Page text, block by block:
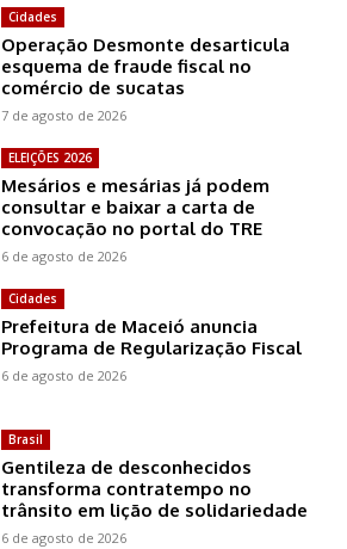
Cidades
Operação Desmonte desarticula
esquema de fraude fiscal no
comércio de sucatas
7 de agosto de 2026
ELEIÇÕES 2026
Mesários e mesárias já podem
consultar e baixar a carta de
convocação no portal do TRE
6 de agosto de 2026
Cidades
Prefeitura de Maceió anuncia
Programa de Regularização Fiscal
6 de agosto de 2026
Brasil
Gentileza de desconhecidos
transforma contratempo no
trânsito em lição de solidariedade
6 de agosto de 2026